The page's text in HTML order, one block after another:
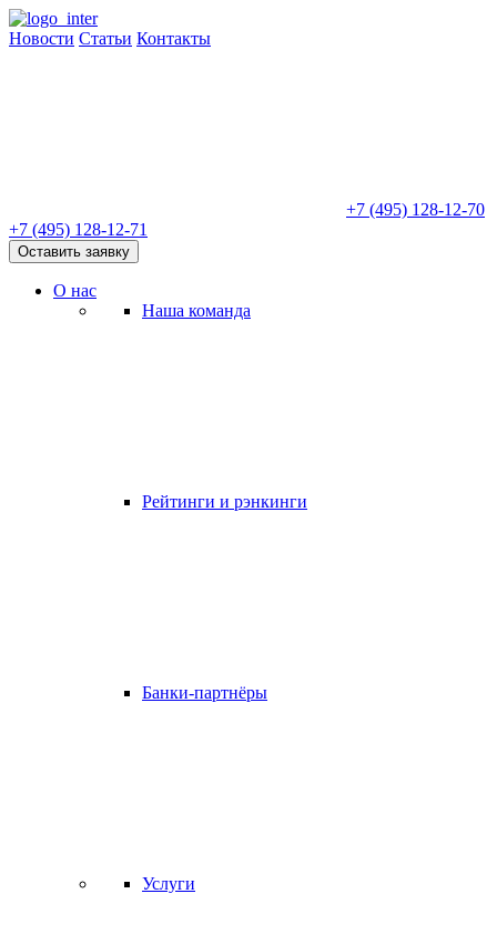
Новости Статьи Контакты
+7 (495) 128-12-70
+7 (495) 128-12-71
Оставить заявку
О нас
Наша команда
Рейтинги и рэнкинги
Банки-партнёры
Услуги